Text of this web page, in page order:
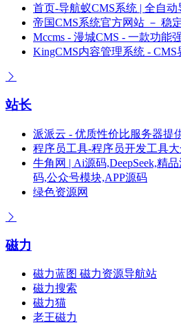
首页-导航蚁CMS系统 | 全自
帝国CMS系统官方网站 － 稳
Mccms - 漫城CMS - 一款功能
KingCMS内容管理系统 - CMS
站长
派派云 - 优质性价比服务器提
程序员工具-程序员开发工具
牛角网 | Ai源码,DeepSeek,精
码,公众号模块,APP源码
绿色资源网
磁力
磁力蓝图 磁力资源导航站
磁力搜索
磁力猫
老王磁力